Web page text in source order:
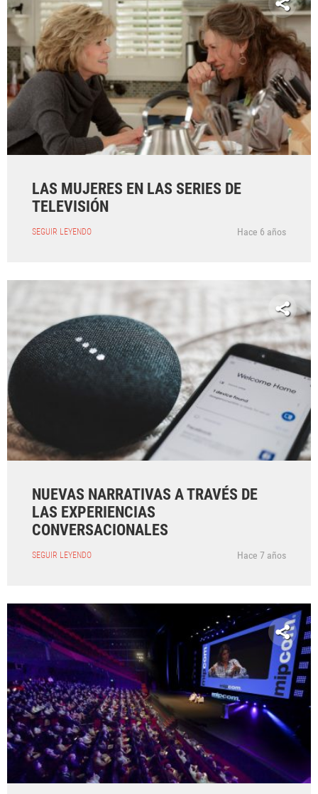
LAS MUJERES EN LAS SERIES DE
TELEVISIÓN
SEGUIR LEYENDO Hace 6 años
NUEVAS NARRATIVAS A TRAVÉS DE
LAS EXPERIENCIAS
CONVERSACIONALES
SEGUIR LEYENDO Hace 7 años